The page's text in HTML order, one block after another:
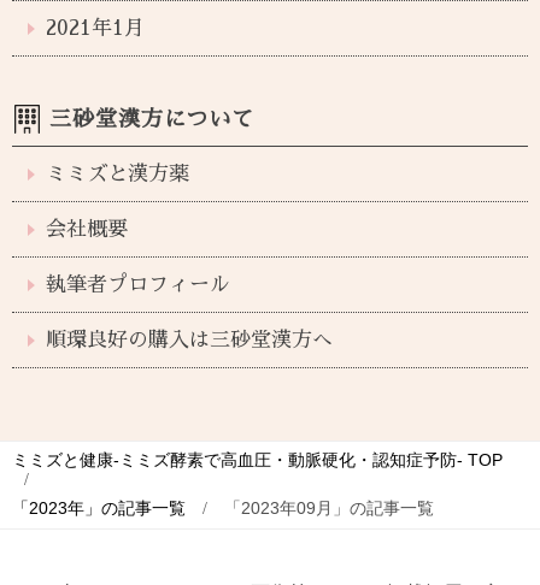
2021年1月
三砂堂漢方について
ミミズと漢方薬
会社概要
執筆者プロフィール
順環良好の購入は三砂堂漢方へ
ミミズと健康-ミミズ酵素で高血圧・動脈硬化・認知症予防- TOP
「2023年」の記事一覧 「2023年09月」の記事一覧